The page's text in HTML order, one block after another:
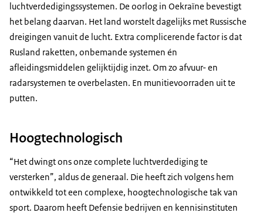
luchtverdedigingssystemen. De oorlog in Oekraïne bevestigt
het belang daarvan. Het land worstelt dagelijks met Russische
dreigingen vanuit de lucht. Extra complicerende factor is dat
Rusland raketten, onbemande systemen én
afleidingsmiddelen gelijktijdig inzet. Om zo afvuur- en
radarsystemen te overbelasten. En munitievoorraden uit te
putten.
Hoogtechnologisch
Het dwingt ons onze complete luchtverdediging te
versterken , aldus de generaal. Die heeft zich volgens hem
ontwikkeld tot een complexe, hoogtechnologische tak van
sport. Daarom heeft Defensie bedrijven en kennisinstituten